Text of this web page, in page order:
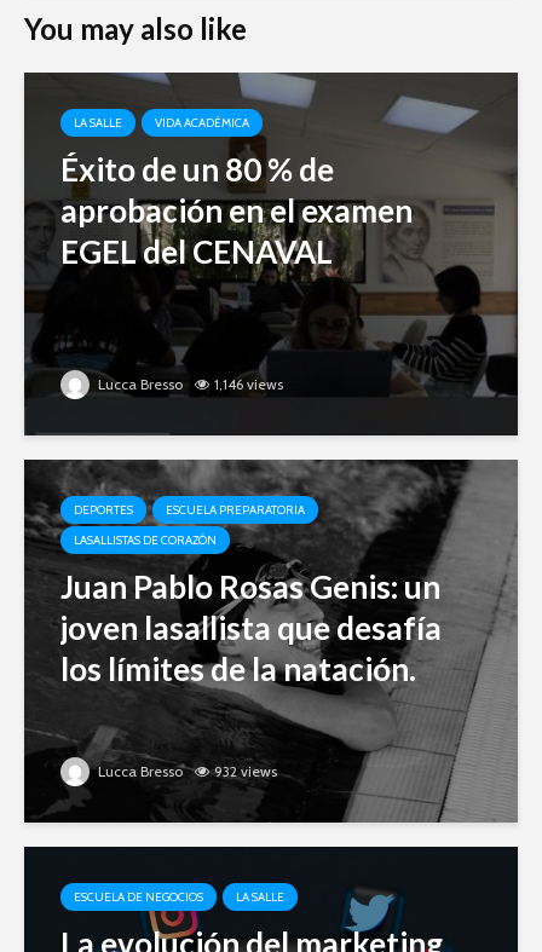
You may also like
LA SALLE VIDA ACADÉMICA
Éxito de un 80 % de
aprobación en el examen
EGEL del CENAVAL
Lucca Bresso 1,146 views
DEPORTES
ESCUELA PREPARATORIA
LASALLISTAS DE CORAZÓN
Juan Pablo Rosas Genis: un
joven lasallista que desafía
los límites de la natación.
Lucca Bresso 932 views
ESCUELA DE NEGOCIOS LA SALLE
La evolución del marketing